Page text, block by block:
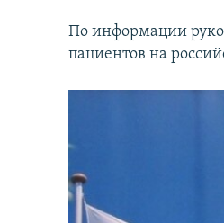
По информации
пациентов на